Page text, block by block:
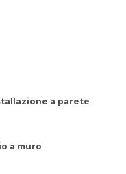
a parete
a muro